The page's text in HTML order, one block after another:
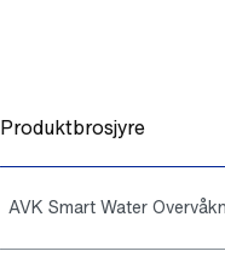
Produktbrosjyre
AVK Smart Water